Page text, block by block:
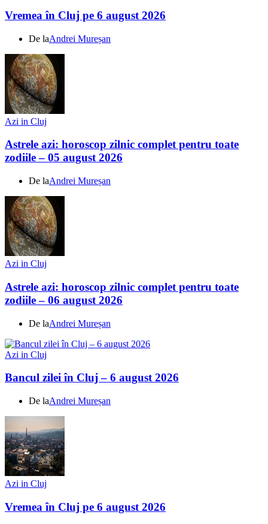
Vremea în Cluj pe 6 august 2026
De laAndrei Mureșan
Azi in Cluj
Astrele azi: horoscop zilnic complet pentru toate
zodiile – 05 august 2026
De laAndrei Mureșan
Azi in Cluj
Astrele azi: horoscop zilnic complet pentru toate
zodiile – 06 august 2026
De laAndrei Mureșan
Azi in Cluj
Bancul zilei în Cluj – 6 august 2026
De laAndrei Mureșan
Azi in Cluj
Vremea în Cluj pe 6 august 2026